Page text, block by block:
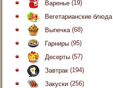
Варенье (19)
Вегетарианские блюда
Выпечка (68)
Гарниры (95)
Десерты (57)
Завтрак (194)
Закуски (256)